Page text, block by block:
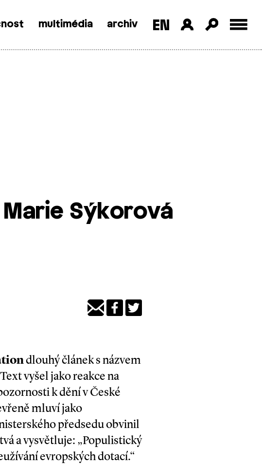
multimédia archiv
­Sýkorová
dlouhý článek s názvem
vyšel jako reakce na
k dění v České
mluví jako
předsedu obvinil
a vysvětluje: „Populistický
evropských dotací.“